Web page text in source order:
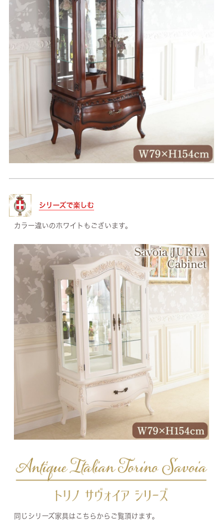
シリーズで楽しむ
カラー違いのホワイトもございます。
同じシリーズ家具はこちらからご覧頂けます。